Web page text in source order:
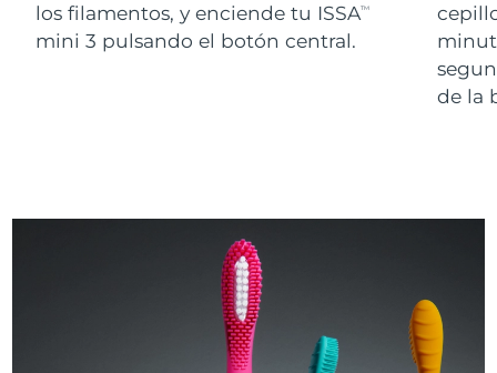
los filamentos, y enciende tu ISSATM
mini 3 pulsando el botón central.
de la